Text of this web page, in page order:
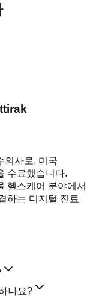
의사로, 미국
수료했습니다.
헬스케어 분야에서
하는 디지털 진료
나요?